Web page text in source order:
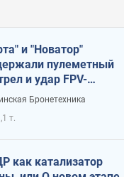
и "Новатор"
пулеметный
и удар FPV-
сохранив жизнь
Бронетехника
т.
как катализатор